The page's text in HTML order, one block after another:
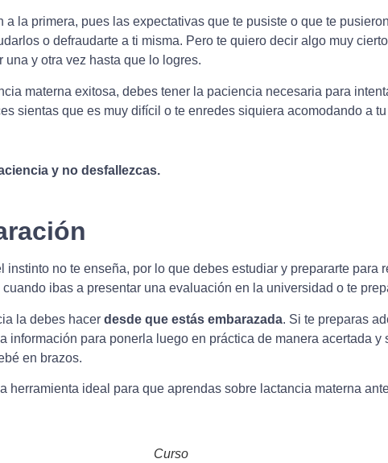
a la primera, pues las expectativas que te pusiste o que te
o defraudarte a ti misma. Pero te quiero decir algo muy
y otra vez hasta que lo logres.
materna exitosa, debes tener la paciencia necesaria para
sientas que es muy difícil o te enredes siquiera acomodando a
y no desfallezcas.
instinto no te enseña, por lo que debes estudiar y prepararte para
ibas a presentar una evaluación en la universidad o te
la debes hacer desde que estás embarazada. Si te preparas
información para ponerla luego en práctica de manera acertada y
en brazos.
herramienta ideal para que aprendas sobre lactancia materna
Curso